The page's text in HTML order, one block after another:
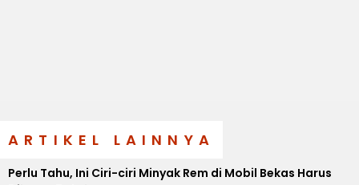
ARTIKEL LAINNYA
Perlu Tahu, Ini Ciri-ciri Minyak Rem di Mobil Bekas Harus